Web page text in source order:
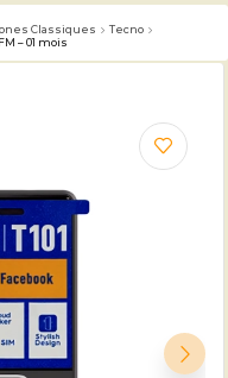
Classiques
Tecno
– 01 mois